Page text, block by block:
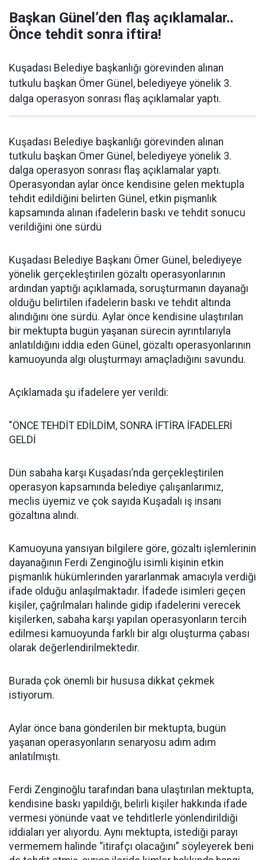
Başkan Günel’den flaş açıklamalar..
Önce tehdit sonra iftira!
Kuşadası Belediye başkanlığı görevinden alınan
tutkulu başkan Ömer Günel, belediyeye yönelik 3.
dalga operasyon sonrası flaş açıklamalar yaptı.
Kuşadası Belediye başkanlığı görevinden alınan
tutkulu başkan Ömer Günel, belediyeye yönelik 3.
dalga operasyon sonrası flaş açıklamalar yaptı.
Operasyondan aylar önce kendisine gelen mektupla
tehdit edildiğini belirten Günel, etkin pişmanlık
kapsamında alınan ifadelerin baskı ve tehdit sonucu
verildiğini öne sürdü
Kuşadası Belediye Başkanı Ömer Günel, belediyeye
yönelik gerçekleştirilen gözaltı operasyonlarının
ardından yaptığı açıklamada, soruşturmanın dayanağı
olduğu belirtilen ifadelerin baskı ve tehdit altında
alındığını öne sürdü. Aylar önce kendisine ulaştırılan
bir mektupta bugün yaşanan sürecin ayrıntılarıyla
anlatıldığını iddia eden Günel, gözaltı operasyonlarının
kamuoyunda algı oluşturmayı amaçladığını savundu.
Açıklamada şu ifadelere yer verildi:
"ÖNCE TEHDİT EDİLDİM, SONRA İFTİRA İFADELERİ
GELDİ
Dün sabaha karşı Kuşadası’nda gerçekleştirilen
operasyon kapsamında belediye çalışanlarımız,
meclis üyemiz ve çok sayıda Kuşadalı iş insanı
gözaltına alındı.
Kamuoyuna yansıyan bilgilere göre, gözaltı işlemlerinin
dayanağının Ferdi Zenginoğlu isimli kişinin etkin
pişmanlık hükümlerinden yararlanmak amacıyla verdiği
ifade olduğu anlaşılmaktadır. İfadede isimleri geçen
kişiler, çağrılmaları halinde gidip ifadelerini verecek
kişilerken, sabaha karşı yapılan operasyonların tercih
edilmesi kamuoyunda farklı bir algı oluşturma çabası
olarak değerlendirilmektedir.
Burada çok önemli bir hususa dikkat çekmek
istiyorum.
Aylar önce bana gönderilen bir mektupta, bugün
yaşanan operasyonların senaryosu adım adım
anlatılmıştı.
Ferdi Zenginoğlu tarafından bana ulaştırılan mektupta,
kendisine baskı yapıldığı, belirli kişiler hakkında ifade
vermesi yönünde vaat ve tehditlerle yönlendirildiği
iddiaları yer alıyordu. Aynı mektupta, istediği parayı
vermemem halinde “itirafçı olacağını” söyleyerek beni